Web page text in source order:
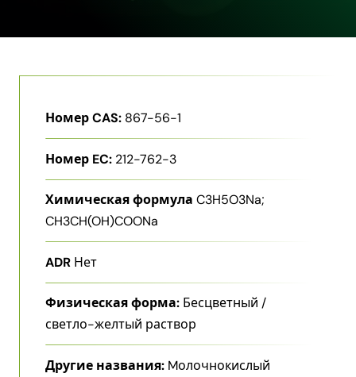
Номер CAS: 867-56-1
Номер EC: 212-762-3
Химическая формула C3H5O3Na;
CH3CH(OH)COONa
ADR Нет
Физическая форма: Бесцветный /
светло-желтый раствор
Другие названия: Mолочнокислый